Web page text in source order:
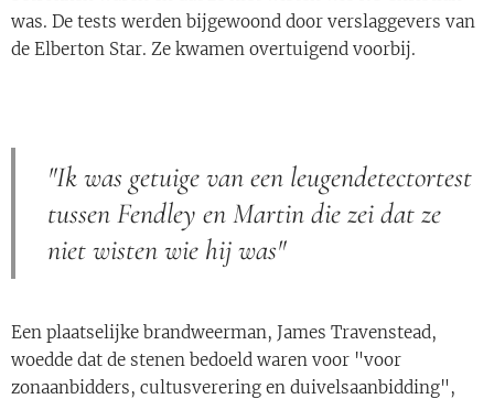
was. De tests werden bijgewoond door verslaggevers van
de Elberton Star. Ze kwamen overtuigend voorbij.
"Ik was getuige van een leugendetectortest
tussen Fendley en Martin die zei dat ze
niet wisten wie hij was"
Een plaatselijke brandweerman, James Travenstead,
woedde dat de stenen bedoeld waren voor "voor
zonaanbidders, cultusverering en duivelsaanbidding",